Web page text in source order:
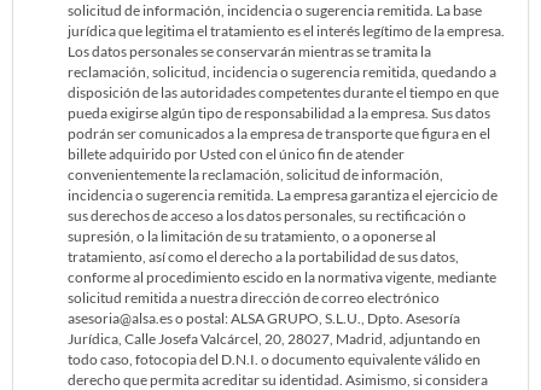
solicitud de información, incidencia o sugerencia remitida. La base
jurídica que legitima el tratamiento es el interés legítimo de la empresa.
Los datos personales se conservarán mientras se tramita la
reclamación, solicitud, incidencia o sugerencia remitida, quedando a
disposición de las autoridades competentes durante el tiempo en que
pueda exigirse algún tipo de responsabilidad a la empresa. Sus datos
podrán ser comunicados a la empresa de transporte que figura en el
billete adquirido por Usted con el único fin de atender
convenientemente la reclamación, solicitud de información,
incidencia o sugerencia remitida. La empresa garantiza el ejercicio de
sus derechos de acceso a los datos personales, su rectificación o
supresión, o la limitación de su tratamiento, o a oponerse al
tratamiento, así como el derecho a la portabilidad de sus datos,
conforme al procedimiento escido en la normativa vigente, mediante
solicitud remitida a nuestra dirección de correo electrónico
asesoria@alsa.es o postal: ALSA GRUPO, S.L.U., Dpto. Asesoría
Jurídica, Calle Josefa Valcárcel, 20, 28027, Madrid, adjuntando en
todo caso, fotocopia del D.N.I. o documento equivalente válido en
derecho que permita acreditar su identidad. Asimismo, si considera